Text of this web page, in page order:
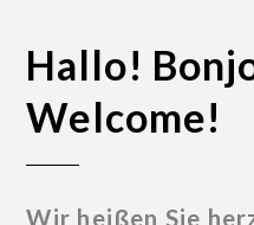
content
Hallo!
Welcome!
Wir heißen Sie